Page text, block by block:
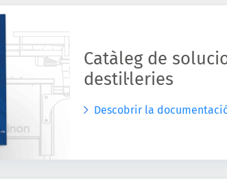
Catàleg de
destil·leries
Descobrir la